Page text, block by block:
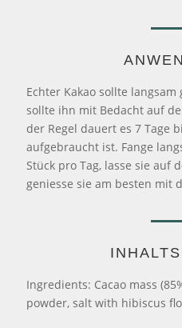
Echter Kakao sollte
sollte ihn mit Bedacht auf
der Regel dauert es 7 Tage
aufgebraucht ist. Fange
Stück pro Tag, lasse sie auf
geniesse sie am besten mit
Ingredients: Cacao mass
powder, salt with hibiscus